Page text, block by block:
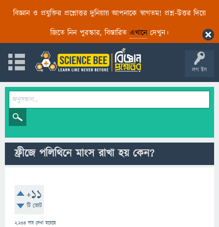
বিজ্ঞান ও প্রযুক্তির প্রশ্নোত্তর দুনিয়ায় আপনাকে স্বাগতম! প্রশ্ন-উত্তর দিয়ে
জিতে নিন পুরস্কার, বিস্তারিত এখানেদেখুন।
লগ ইন
ফ্রীজে পলিথিনে মাংস রাখা হয় কেন?
+11
টি ভোট
2,234 বার দেখা হয়েছে